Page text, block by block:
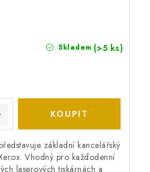
Skladem (>5 ks)
základní kancelářský
Vhodný pro každodenní
laserových tiskárnách a